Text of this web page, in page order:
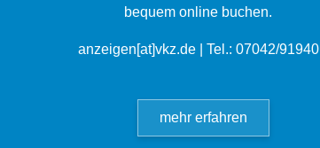
bequem online buchen.
anzeigen[at]vkz.de| Tel.: 07042/91940
mehr erfahren